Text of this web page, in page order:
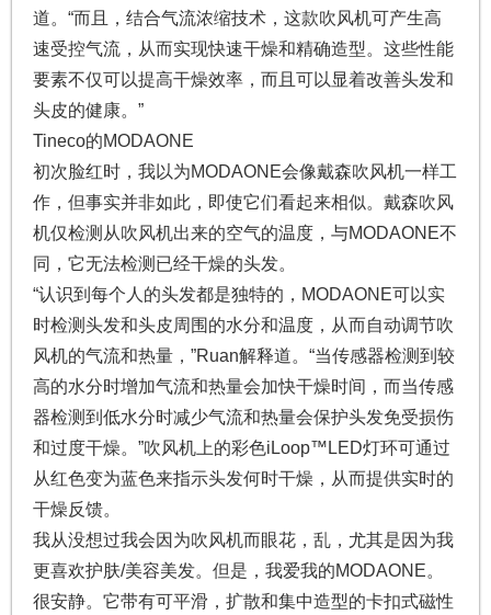
道。“而且，结合气流浓缩技术，这款吹风机可产生高
速受控气流，从而实现快速干燥和精确造型。这些性能
要素不仅可以提高干燥效率，而且可以显着改善头发和
头皮的健康。”
Tineco的MODAONE
初次脸红时，我以为MODAONE会像戴森吹风机一样工
作，但事实并非如此，即使它们看起来相似。戴森吹风
机仅检测从吹风机出来的空气的温度，与MODAONE不
同，它无法检测已经干燥的头发。
“认识到每个人的头发都是独特的，MODAONE可以实
时检测头发和头皮周围的水分和温度，从而自动调节吹
风机的气流和热量，”Ruan解释道。“当传感器检测到较
高的水分时增加气流和热量会加快干燥时间，而当传感
器检测到低水分时减少气流和热量会保护头发免受损伤
和过度干燥。”吹风机上的彩色iLoop™LED灯环可通过
从红色变为蓝色来指示头发何时干燥，从而提供实时的
干燥反馈。
我从没想过我会因为吹风机而眼花，乱，尤其是因为我
更喜欢护肤/美容美发。但是，我爱我的MODAONE。
很安静。它带有可平滑，扩散和集中造型的卡扣式磁性